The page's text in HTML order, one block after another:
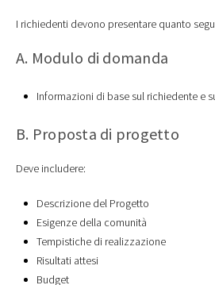
I richiedenti devono presentare quanto
A. Modulo di domanda
Informazioni di base sul richiedente e
B. Proposta di progetto
Deve includere:
Descrizione del Progetto
Esigenze della comunità
Tempistiche di realizzazione
Risultati attesi
Budget